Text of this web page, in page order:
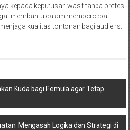
kepada keputusan wasit tanpa protes
membantu dalam mempercepat
kualitas tontonan bagi audiens.
Kuda bagi Pemula agar Tetap
Mengasah Logika dan Strategi di